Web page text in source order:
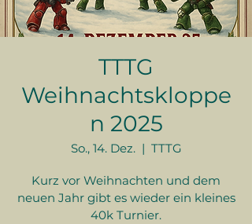
TTTG
Weihnachtskloppe
n 2025
So., 14. Dez.
  |
TTTG
Kurz vor Weihnachten und dem
neuen Jahr gibt es wieder ein kleines
40k Turnier.